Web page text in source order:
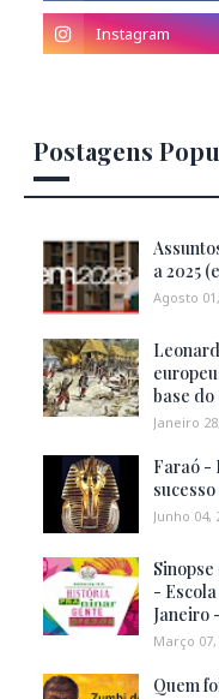
Postagens
a 2025
Agosto
base
Janeiro
Faraó -
Junho 04,
-
Janeiro
Março 07,
Quem